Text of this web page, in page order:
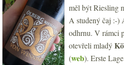
měl být Riesling
A studený čaj :-)
odhrnu. V rámci
otevřeli mladý
(web). Erste